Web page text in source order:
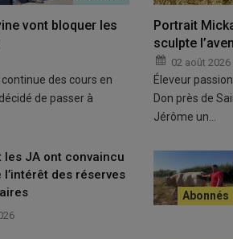
présente en France et frappe durement
majeure, humaine, sanitaire et
émotionnelles
de prendre du recul et de sortir des
vont bloquer les
des cours en
de passer à
Portrait
sculpte
02 août 2026
Éleveur
Don près de
Jérôme un…
les JA ont convaincu
des réserves